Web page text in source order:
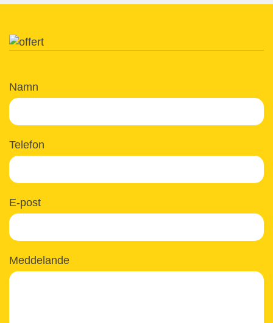
Namn
Telefon
E-post
Meddelande